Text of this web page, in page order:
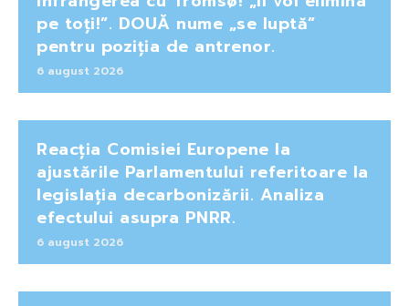
pe toți!”. DOUĂ nume „se luptă”
pentru poziția de antrenor.
6 august 2026
Reacția Comisiei Europene la
ajustările Parlamentului referitoare la
legislația decarbonizării. Analiza
efectului asupra PNRR.
6 august 2026